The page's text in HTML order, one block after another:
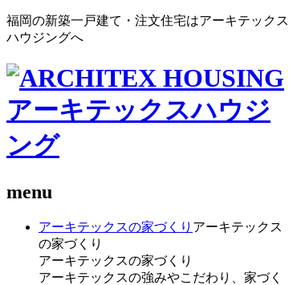
福岡の新築一戸建て・注文住宅はアーキテックス
ハウジングへ
menu
アーキテックスの家づくり アーキテックス
の家づくり
アーキテックスの家づくり
アーキテックスの強みやこだわり、家づく